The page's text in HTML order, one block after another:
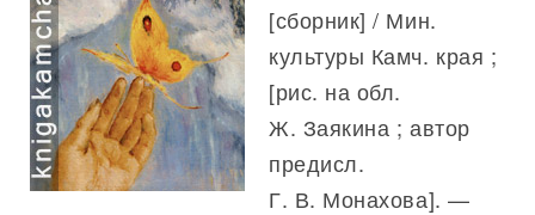
[сборник] / Мин.
культуры Камч. края ;
[рис. на обл.
Ж. Заякина ; автор
предисл.
Г. В. Монахова]. —